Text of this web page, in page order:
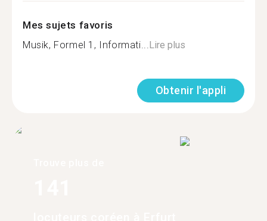
Mes sujets favoris
Musik, Formel 1, Informati... Lire plus
Obtenir l'appli